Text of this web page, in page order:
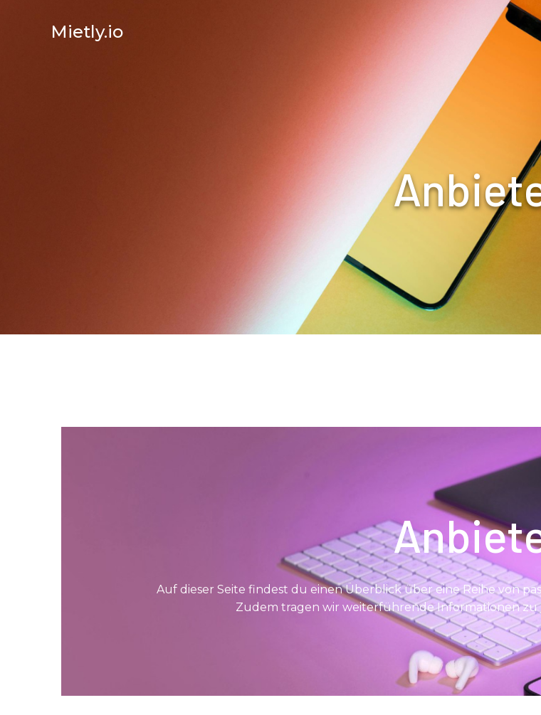
Mietly.io
Auf dieser Seite findest du einen Überblick über eine Reihe von
Zudem tragen wir weiterführende Informationen zu